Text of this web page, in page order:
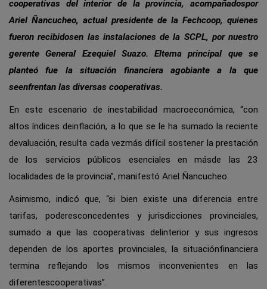
cooperativas del interior de la provincia, acompañadospor
Ariel Ñancucheo, actual presidente de la Fechcoop, quienes
fueron recibidosen las instalaciones de la SCPL, por nuestro
gerente General Ezequiel Suazo. Eltema principal que se
planteó fue la situación financiera agobiante a la que
seenfrentan las diversas cooperativas.
En este escenario de inestabilidad macroeconómica, “con
altos índices deinflación, a lo que se le ha sumado la reciente
devaluación, resulta cada vezmás difícil sostener la prestación
de los servicios públicos esenciales en másde las 23
localidades de la provincia”, manifestó Ariel Ñancucheo.
Asimismo, indicó que, “si bien existe una diferencia entre
tarifas, poderesconcedentes y jurisdicciones provinciales,
sumado a que las cooperativas delinterior y sus ingresos
dependen de los aportes provinciales, la situaciónfinanciera
termina reflejando los mismos inconvenientes en las
diferentescooperativas”.